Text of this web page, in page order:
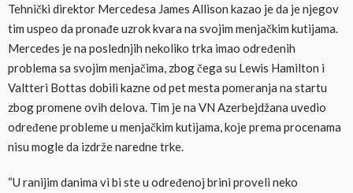
Tehnički direktor Mercedesa James Allison kazao je da je njegov
tim uspeo da pronađe uzrok kvara na svojim menjačkim kutijama.
Mercedes je na poslednjih nekoliko trka imao određenih
problema sa svojim menjačima, zbog čega su Lewis Hamilton i
Valtteri Bottas dobili kazne od pet mesta pomeranja na startu
zbog promene ovih delova. Tim je na VN Azerbejdžana uvedio
određene probleme u menjačkim kutijama, koje prema procenama
nisu mogle da izdrže naredne trke.
“U ranijim danima vi bi ste u određenoj brini proveli neko